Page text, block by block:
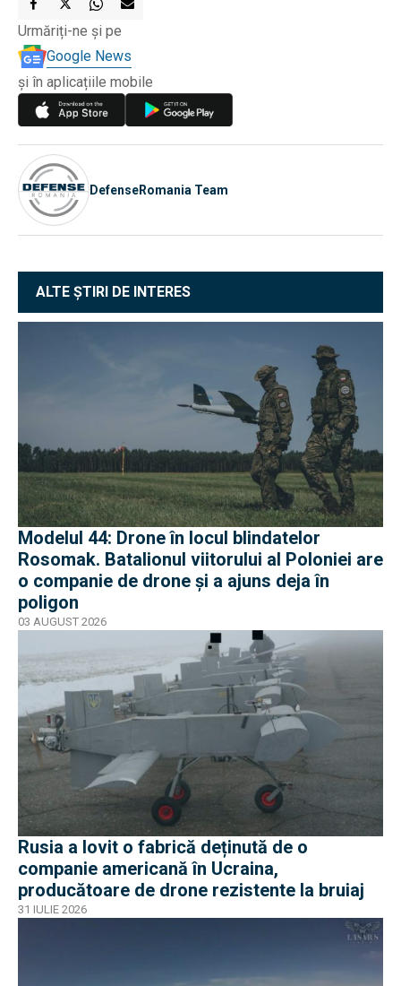
Urmăriți-ne și pe
Google News
și în aplicațiile mobile
DefenseRomania Team
ALTE ȘTIRI DE INTERES
Modelul 44: Drone în locul blindatelor
Rosomak. Batalionul viitorului al Poloniei are
o companie de drone și a ajuns deja în
poligon
03 AUGUST 2026
Rusia a lovit o fabrică deținută de o
companie americană în Ucraina,
producătoare de drone rezistente la bruiaj
31 IULIE 2026